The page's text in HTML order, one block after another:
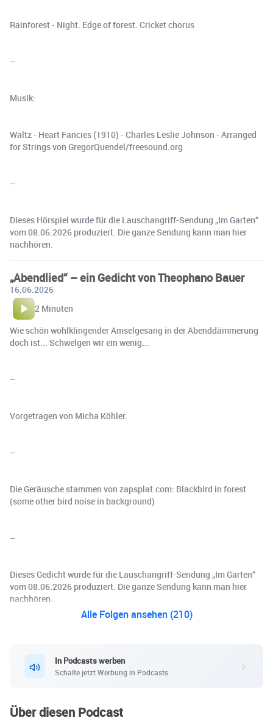
Rainforest - Night. Edge of forest. Cricket chorus
–
Musik:
Waltz - Heart Fancies (1910) - Charles Leslie Johnson - Arranged
for Strings von GregorQuendel/freesound.org
–
Dieses Hörspiel wurde für die Lauschangriff-Sendung „Im Garten“
vom 08.06.2026 produziert. Die ganze Sendung kann man hier
nachhören.
„Abendlied“ – ein Gedicht von Theophano Bauer
16.06.2026
2 Minuten
Wie schön wohlklingender Amselgesang in der Abenddämmerung
doch ist... Schwelgen wir ein wenig...
–
Vorgetragen von Micha Köhler.
–
Die Geräusche stammen von zapsplat.com: Blackbird in forest
(some other bird noise in background)
–
Dieses Gedicht wurde für die Lauschangriff-Sendung „Im Garten“
vom 08.06.2026 produziert. Die ganze Sendung kann man hier
nachhören.
Alle Folgen ansehen (210)
In Podcasts werben
Schalte jetzt Werbung in Podcasts.
Über diesen Podcast